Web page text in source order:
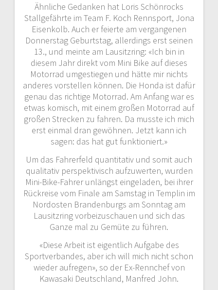
Ähnliche Gedanken hat Loris Schönrocks
Stallgefährte im Team F. Koch Rennsport, Jona
Eisenkolb. Auch er feierte am vergangenen
Donnerstag Geburtstag, allerdings erst seinen
13., und meinte am Lausitzring: «Ich bin in
diesem Jahr direkt vom Mini Bike auf dieses
Motorrad umgestiegen und hätte mir nichts
anderes vorstellen können. Die Honda ist dafür
genau das richtige Motorrad. Am Anfang war es
etwas komisch, mit einem großen Motorrad auf
großen Strecken zu fahren. Da musste ich mich
erst einmal dran gewöhnen. Jetzt kann ich
sagen: das hat gut funktioniert.»
Um das Fahrerfeld quantitativ und somit auch
qualitativ perspektivisch aufzuwerten, wurden
Mini-Bike-Fahrer unlängst eingeladen, bei ihrer
Rückreise vom Finale am Samstag in Templin im
Nordosten Brandenburgs am Sonntag am
Lausitzring vorbeizuschauen und sich das
Ganze mal zu Gemüte zu führen.
«Diese Arbeit ist eigentlich Aufgabe des
Sportverbandes, aber ich will mich nicht schon
wieder aufregen», so der Ex-Rennchef von
Kawasaki Deutschland, Manfred John.